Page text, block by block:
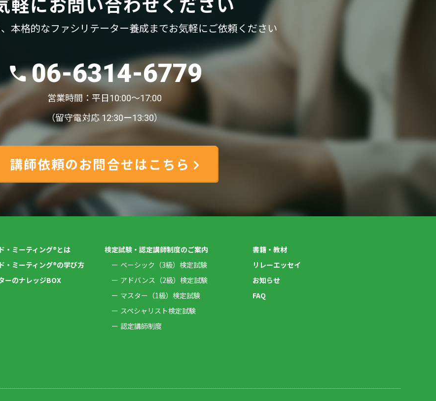
本格的なファシリテーター養成までお気軽にご依頼ください
06-6314-6779
営業時間：平日10:00〜17:00
（留守電対応 12:30ー13:30）
講師依頼のお問合せはこちら
・ミーティング®とは
・ミーティング®の学び方
ーのナレッジBOX
検定試験・認定講師制度のご案内
ベーシック（3級）検定試験
アドバンス（2級）検定試験
マスター（1級）検定試験
スペシャリスト検定試験
認定講師制度
書籍・教材
リレーエッセイ
お知らせ
FAQ